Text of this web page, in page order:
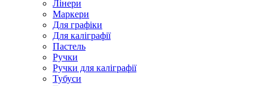
Лінери
Маркери
Для графіки
Для каліграфії
Пастель
Ручки
Ручки для каліграфії
Тубуси